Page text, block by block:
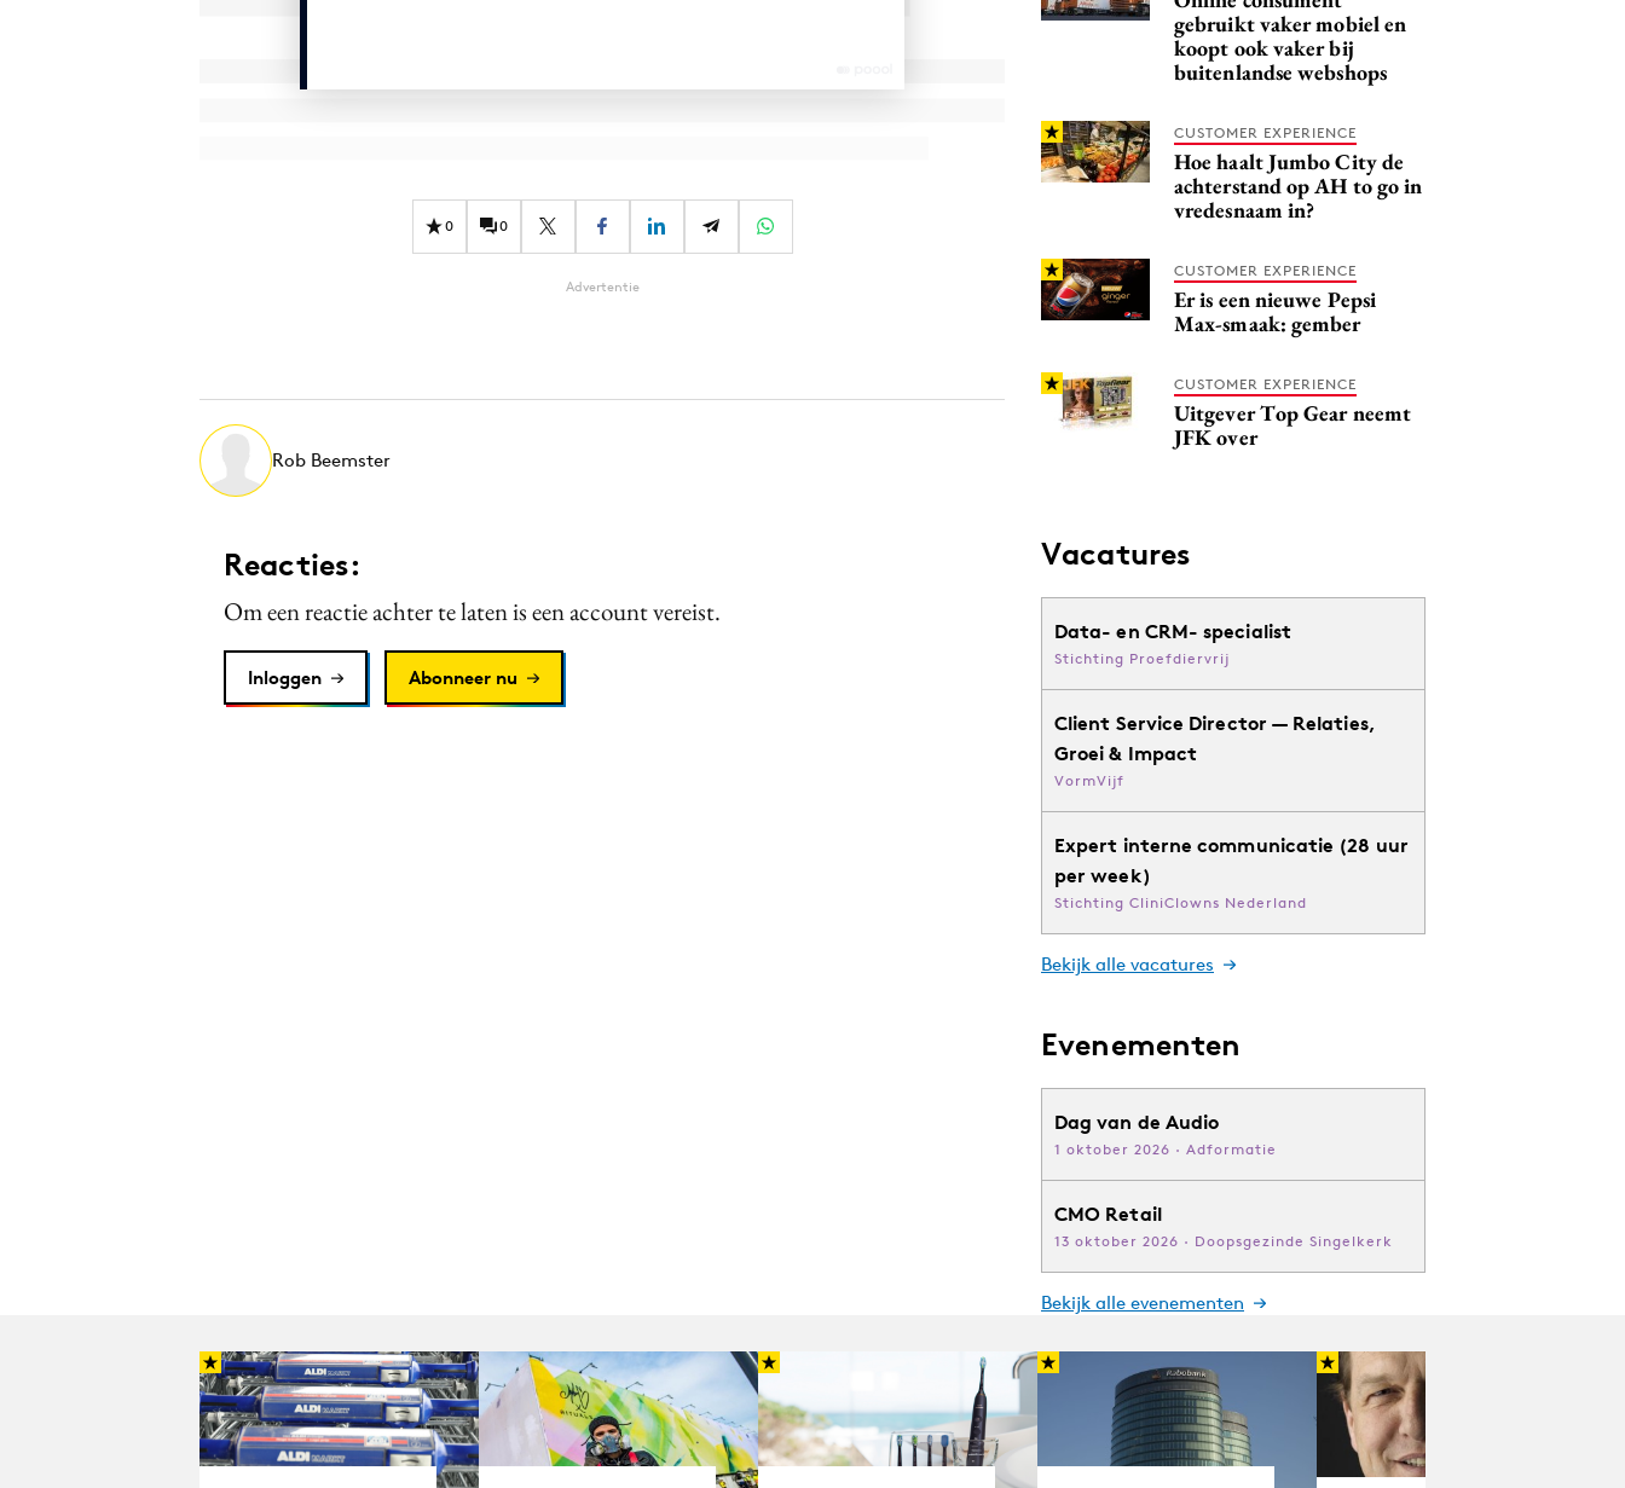
0 0
Advertentie
Rob Beemster
Reacties:
Om een reactie achter te laten is een account vereist.
Inloggen Abonneer nu
gebruikt vaker mobiel en
koopt ook vaker bij
buitenlandse webshops
CUSTOMER EXPERIENCE
Hoe haalt Jumbo City de
achterstand op AH to go in
vredesnaam in?
CUSTOMER EXPERIENCE
Er is een nieuwe Pepsi
Max-smaak: gember
CUSTOMER EXPERIENCE
Uitgever Top Gear neemt
JFK over
Vacatures
Data- en CRM- specialist
Stichting Proefdiervrij
Client Service Director — Relaties,
Groei & Impact
VormVijf
Expert interne communicatie (28 uur
per week)
Stichting CliniClowns Nederland
Bekijk alle vacatures
Evenementen
Dag van de Audio
1 oktober 2026 · Adformatie
CMO Retail
13 oktober 2026 · Doopsgezinde Singelkerk
Bekijk alle evenementen